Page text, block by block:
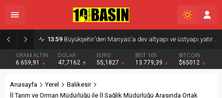
08:13 ALTIEYLÜL TRIO SAHNE ALDI
GRAM ALTIN
6.659,91
DOLAR
47,7162
EURO
55,1827
BIST 100
13.779,39
BITCOIN
$65012
Anasayfa Yerel
Balıkesir
İl Tarım ve Orman Müdürlüğü ile İl Sağlık Müdürlüğü Arasında Ortak